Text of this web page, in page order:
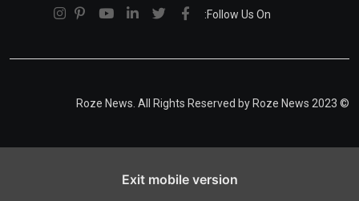
Follow Us On:
© 2023 Roze News. All Rights Reserved by Roze News
Exit mobile version